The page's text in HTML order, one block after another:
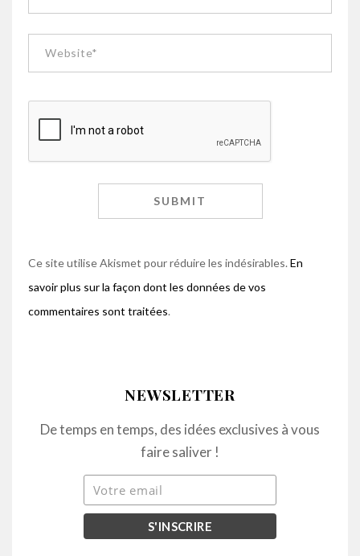
Ce site utilise Akismet pour réduire les indésirables. En
savoir plus sur la façon dont les données de vos
commentaires sont traitées.
NEWSLETTER
De temps en temps, des idées exclusives à vous
faire saliver !